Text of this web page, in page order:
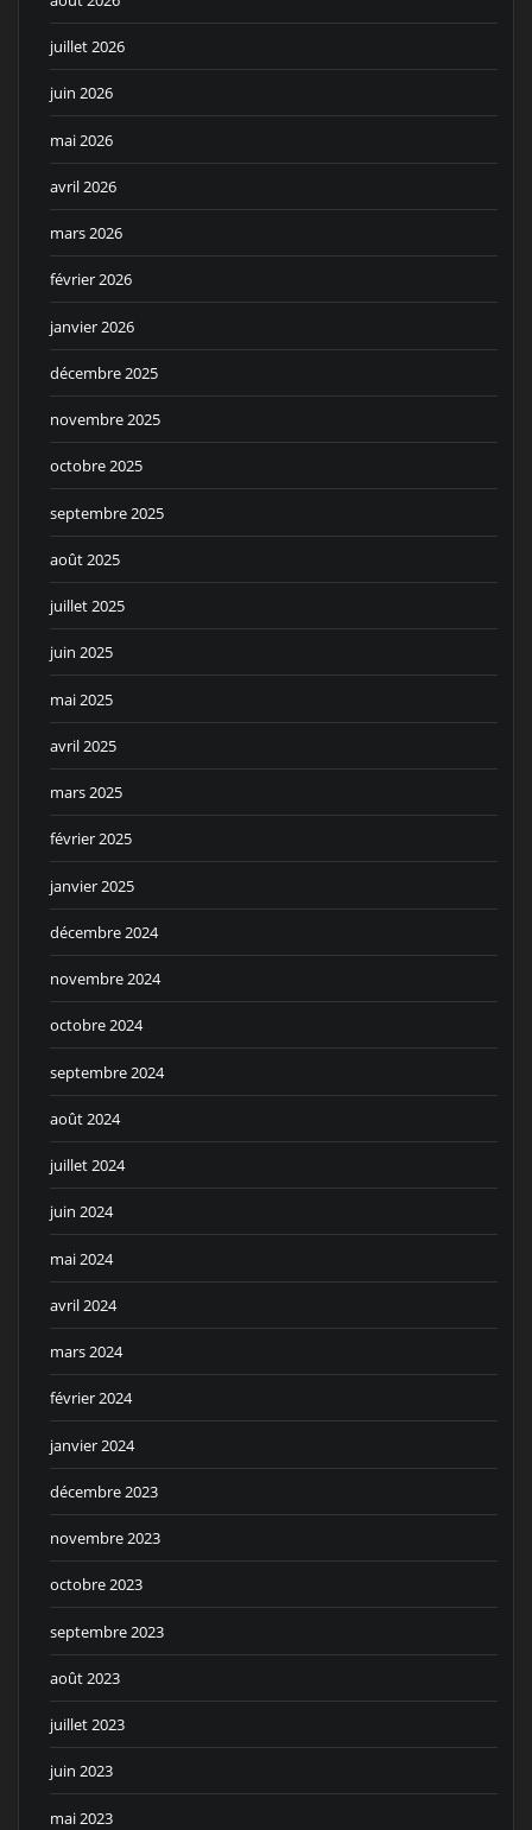
juillet 2026
juin 2026
mai 2026
avril 2026
mars 2026
février 2026
janvier 2026
décembre 2025
novembre 2025
octobre 2025
septembre 2025
août 2025
juillet 2025
juin 2025
mai 2025
avril 2025
mars 2025
février 2025
janvier 2025
décembre 2024
novembre 2024
octobre 2024
septembre 2024
août 2024
juillet 2024
juin 2024
mai 2024
avril 2024
mars 2024
février 2024
janvier 2024
décembre 2023
novembre 2023
octobre 2023
septembre 2023
août 2023
juillet 2023
juin 2023
mai 2023